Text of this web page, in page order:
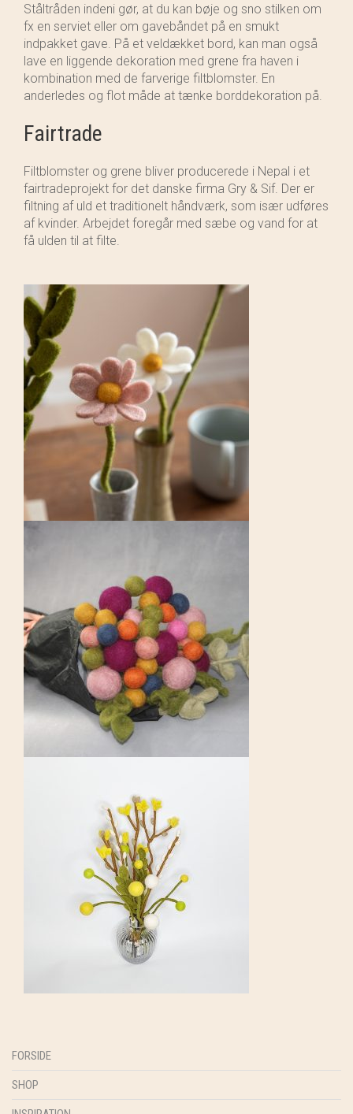
Ståltråden indeni gør, at du kan bøje og sno stilken om
fx en serviet eller om gavebåndet på en smukt
indpakket gave. På et veldækket bord, kan man også
lave en liggende dekoration med grene fra haven i
kombination med de farverige filtblomster. En
anderledes og flot måde at tænke borddekoration på.
Fairtrade
Filtblomster og grene bliver producerede i Nepal i et
fairtradeprojekt for det danske firma Gry & Sif. Der er
filtning af uld et traditionelt håndværk, som især udføres
af kvinder. Arbejdet foregår med sæbe og vand for at
få ulden til at filte.
FORSIDE
SHOP